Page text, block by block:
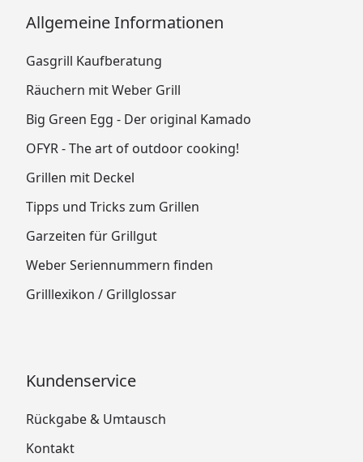
Allgemeine Informationen
Gasgrill Kaufberatung
Räuchern mit Weber Grill
Big Green Egg - Der original Kamado
OFYR - The art of outdoor cooking!
Grillen mit Deckel
Tipps und Tricks zum Grillen
Garzeiten für Grillgut
Weber Seriennummern finden
Grilllexikon / Grillglossar
Kundenservice
Rückgabe & Umtausch
Kontakt